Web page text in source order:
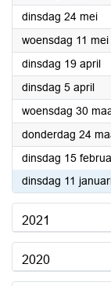
dinsdag 24 mei
woensdag 11 mei
dinsdag 19 april
dinsdag 5 april
woensdag 30
donderdag 24
dinsdag 15
dinsdag 11
2021
2020